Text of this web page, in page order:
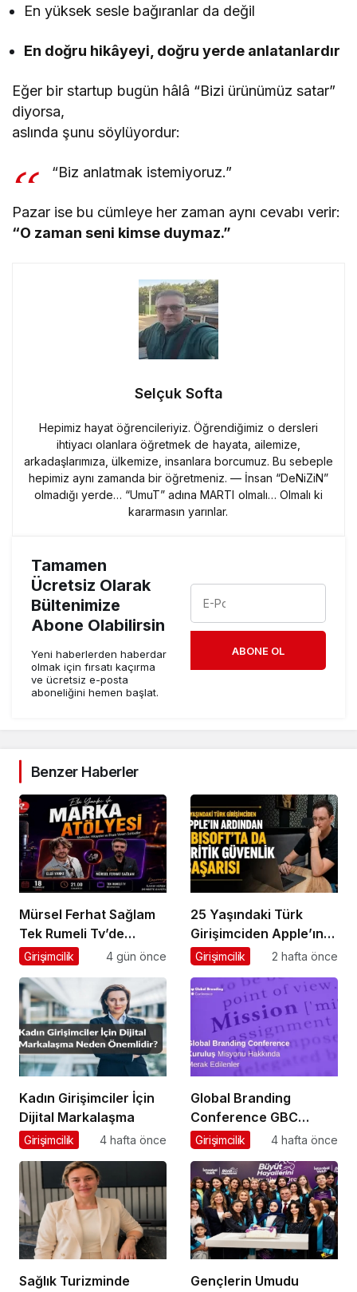
En yüksek sesle bağıranlar da değil
En doğru hikâyeyi, doğru yerde anlatanlardır
Eğer bir startup bugün hâlâ “Bizi ürünümüz satar”
diyorsa,
aslında şunu söylüyordur:
“Biz anlatmak istemiyoruz.”
Pazar ise bu cümleye her zaman aynı cevabı verir:
“O zaman seni kimse duymaz.”
Selçuk Softa
Hepimiz hayat öğrencileriyiz. Öğrendiğimiz o dersleri
ihtiyacı olanlara öğretmek de hayata, ailemize,
arkadaşlarımıza, ülkemize, insanlara borcumuz. Bu sebeple
hepimiz aynı zamanda bir öğretmeniz. — İnsan “DeNiZiN”
olmadığı yerde… “UmuT” adına MARTI olmalı… Olmalı ki
kararmasın yarınlar.
Tamamen
Ücretsiz Olarak
Bültenimize
Abone Olabilirsin
Yeni haberlerden haberdar
olmak için fırsatı kaçırma
ve ücretsiz e-posta
aboneliğini hemen başlat.
ABONE OL
Benzer Haberler
Mürsel Ferhat Sağlam
Tek Rumeli Tv’de
Marka Atölyesi
Oldu
Girişimcilik 4 gün önce
25 Yaşındaki Türk
Girişimciden Apple’ın
Ardından Ubisoft
Girişimcilik 2 hafta önce
Kadın Girişimciler İçin
Dijital Markalaşma
Girişimcilik 4 hafta önce
Global Branding
Conference GBC
Misyonu Hakkında
Girişimcilik 4 hafta önce
Sağlık Turizminde
Gençlerin Umudu